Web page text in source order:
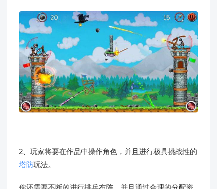
2、玩家将要在作品中操作角色，并且进行极具挑战性的
塔防玩法。
你还需要不断的进行排兵布阵，并且通过合理的分配资